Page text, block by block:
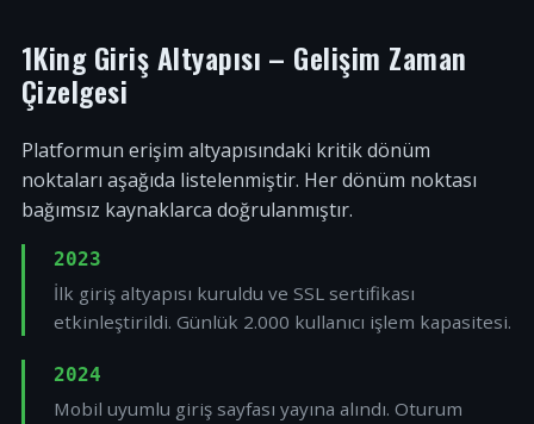
1King Giriş Altyapısı – Gelişim Zaman
Çizelgesi
Platformun erişim altyapısındaki kritik dönüm
noktaları aşağıda listelenmiştir. Her dönüm noktası
bağımsız kaynaklarca doğrulanmıştır.
2023
İlk giriş altyapısı kuruldu ve SSL sertifikası
etkinleştirildi. Günlük 2.000 kullanıcı işlem kapasitesi.
2024
Mobil uyumlu giriş sayfası yayına alındı. Oturum